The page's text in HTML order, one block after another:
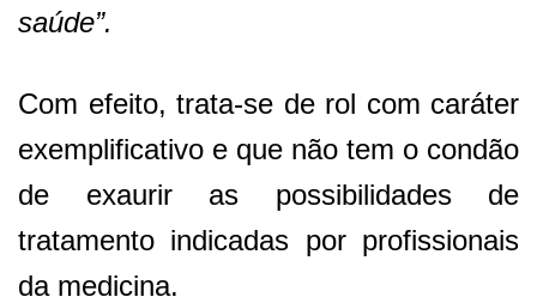
saúde”.
Com efeito, trata-se de rol com caráter
exemplificativo e que não tem o condão
de exaurir as possibilidades de
tratamento indicadas por profissionais
da medicina.